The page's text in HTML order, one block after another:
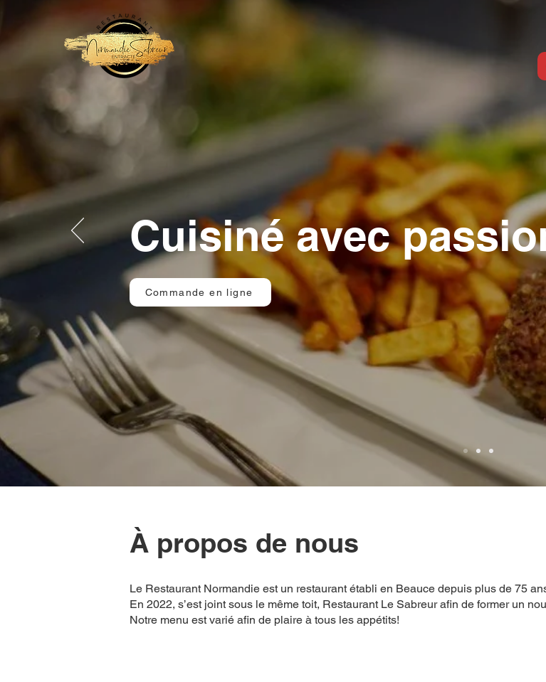
Cuisiné avec
Commande en ligne
À propos de nous
Le Restaurant Normandie est un restaurant établi en Beauce depuis plus de 75
En 2022, s’est joint sous le même toit, Restaurant Le Sabreur afin de former un
Notre menu est varié afin de plaire à tous les appétits!